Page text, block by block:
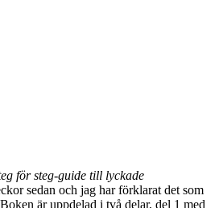
för steg-guide till lyckade
sedan och jag har förklarat det som
är uppdelad i två delar, del 1 med